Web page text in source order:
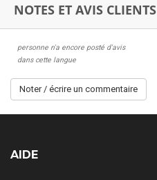
NOTES ET AVIS CLIENTS
personne n'a encore posté d'avis
dans cette langue
Noter / écrire un commentaire
AIDE